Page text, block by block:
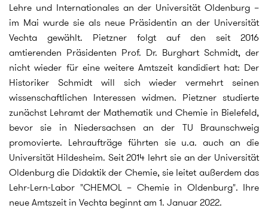
Lehre und Internationales an der Universität Oldenburg –
im Mai wurde sie als neue Präsidentin an der Universität
Vechta gewählt. Pietzner folgt auf den seit 2016
amtierenden Präsidenten Prof. Dr. Burghart Schmidt, der
nicht wieder für eine weitere Amtszeit kandidiert hat: Der
Historiker Schmidt will sich wieder vermehrt seinen
wissenschaftlichen Interessen widmen. Pietzner studierte
zunächst Lehramt der Mathematik und Chemie in Bielefeld,
bevor sie in Niedersachsen an der TU Braunschweig
promovierte. Lehraufträge führten sie u.a. auch an die
Universität Hildesheim. Seit 2014 lehrt sie an der Universität
Oldenburg die Didaktik der Chemie, sie leitet außerdem das
Lehr-Lern-Labor "CHEMOL – Chemie in Oldenburg". Ihre
neue Amtszeit in Vechta beginnt am 1. Januar 2022.